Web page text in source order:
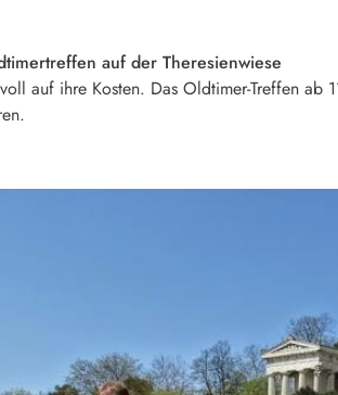
auf der Theresienwiese
auf ihre Kosten. Das Oldtimer-Treffen ab